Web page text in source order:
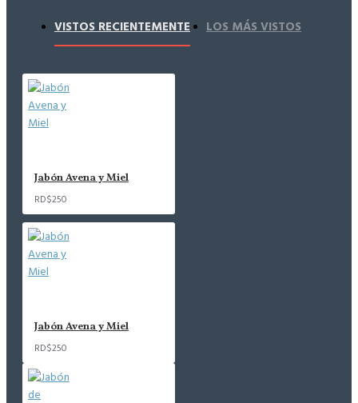
VISTOS RECIENTEMENTE LOS MÁS VISTOS
Jabón Avena y Miel
RD$250
Jabón Avena y Miel
RD$250